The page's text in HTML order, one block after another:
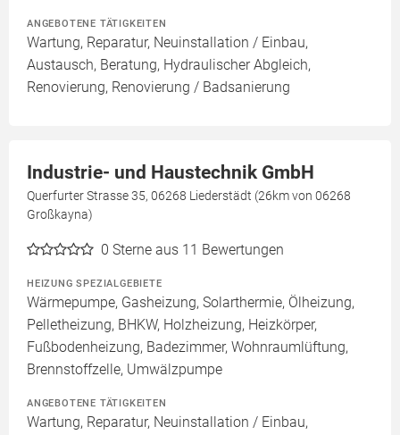
ANGEBOTENE TÄTIGKEITEN
Wartung, Reparatur, Neuinstallation / Einbau,
Austausch, Beratung, Hydraulischer Abgleich,
Renovierung, Renovierung / Badsanierung
Industrie- und Haustechnik GmbH
Querfurter Strasse 35, 06268 Liederstädt (26km von 06268
Großkayna)
0 Sterne aus 11 Bewertungen
HEIZUNG SPEZIALGEBIETE
Wärmepumpe, Gasheizung, Solarthermie, Ölheizung,
Pelletheizung, BHKW, Holzheizung, Heizkörper,
Fußbodenheizung, Badezimmer, Wohnraumlüftung,
Brennstoffzelle, Umwälzpumpe
ANGEBOTENE TÄTIGKEITEN
Wartung, Reparatur, Neuinstallation / Einbau,